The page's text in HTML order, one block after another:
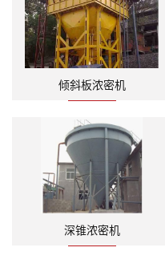
倾斜板浓密机
深锥浓密机